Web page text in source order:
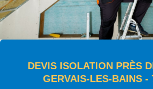
DEVIS ISOLATION PRÈS
GERVAIS-LES-BAINS -